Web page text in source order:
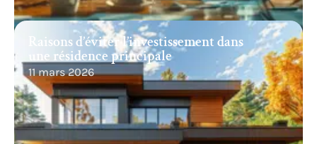
Raisons d’éviter l’investissement dans
une résidence principale
11 mars 2026